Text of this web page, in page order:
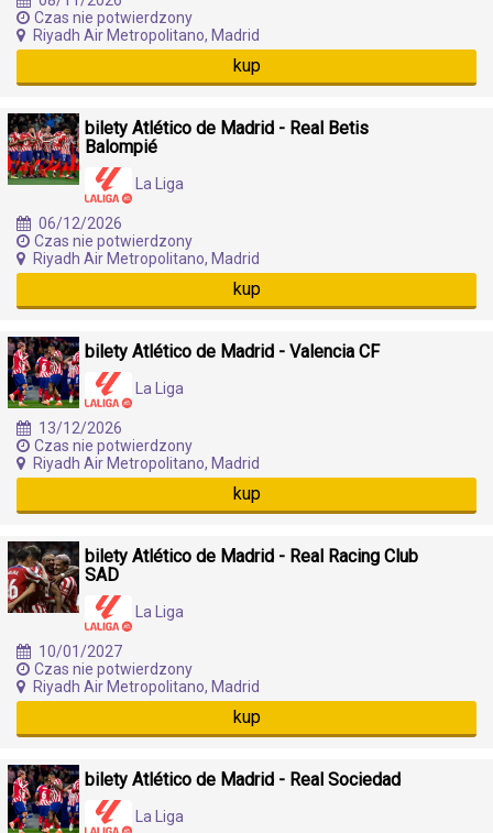
Czas nie potwierdzony
Riyadh Air Metropolitano, Madrid
kup
bilety Atlético de Madrid - Real Betis
Balompié
La Liga
06/12/2026
Czas nie potwierdzony
Riyadh Air Metropolitano, Madrid
kup
bilety Atlético de Madrid - Valencia CF
La Liga
13/12/2026
Czas nie potwierdzony
Riyadh Air Metropolitano, Madrid
kup
bilety Atlético de Madrid - Real Racing Club
SAD
La Liga
10/01/2027
Czas nie potwierdzony
Riyadh Air Metropolitano, Madrid
kup
bilety Atlético de Madrid - Real Sociedad
La Liga